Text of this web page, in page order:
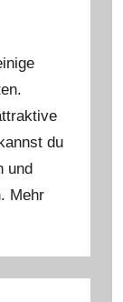
du
und
Mehr